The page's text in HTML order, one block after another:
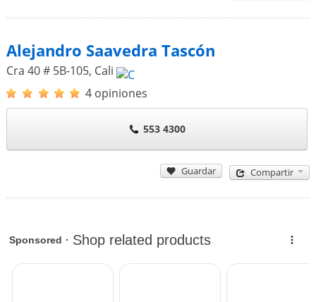
Alejandro Saavedra Tascón
Cra 40 # 5B-105, Cali
4 opiniones
553 4300
Guardar Compartir